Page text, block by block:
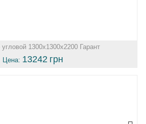
1300х1300х2200 Гарант
Цена: 13242 грн